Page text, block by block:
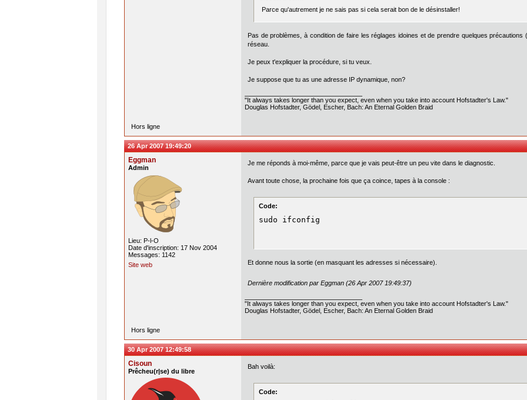
Parce qu'autrement je ne sais pas si cela serait bon de le désinstaller!
Pas de problèmes, à condition de faire les réglages idoines et de prendre quelques
réseau.
Je peux t'expliquer la procédure, si tu veux.
Je suppose que tu as une adresse IP dynamique, non?
"It always takes longer than you expect, even when you take into account Hofstadter's Law."
Douglas Hofstadter, Gödel, Escher, Bach: An Eternal Golden Braid
Hors ligne
26 Apr 2007 19:49:20
Eggman
Admin
Lieu: P-l-O
Date d'inscription: 17 Nov 2004
Messages: 1142
Site web
Je me réponds à moi-même, parce que je vais peut-être un peu vite dans le diagnostic.
Avant toute chose, la prochaine fois que ça coince, tapes à la console :
Code:
sudo ifconfig
Et donne nous la sortie (en masquant les adresses si nécessaire).
Dernière modification par Eggman (26 Apr 2007 19:49:37)
"It always takes longer than you expect, even when you take into account Hofstadter's Law."
Douglas Hofstadter, Gödel, Escher, Bach: An Eternal Golden Braid
Hors ligne
30 Apr 2007 12:49:58
Cisoun
Prêcheu(r|se) du libre
Bah voilà:
Code: